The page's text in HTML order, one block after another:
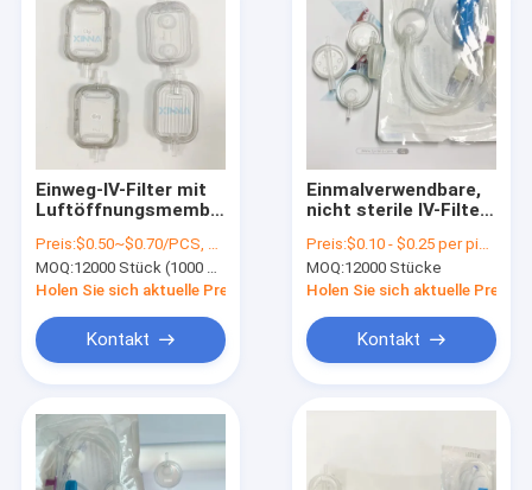
Produkte
Einweg-IV-Filter mit
Luftöffnungsmembran
1,2 μm
Preis:$0.50~$0.70/PCS, negotiable
MOQ:12000 Stück (1000 Stück/Packung)
Holen Sie sich aktuelle Preis
Kontakt
Einmalverwendbare,
nicht sterile IV-Filter
Infusionsmedikamente
Preis:$0.10 - $0.25 per piece
MOQ:12000 Stücke
Holen Sie sich aktuelle Preis
Kontakt